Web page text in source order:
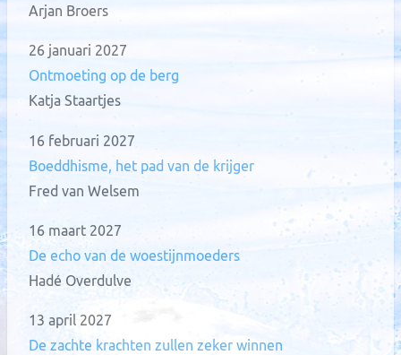
Arjan Broers
26 januari 2027
Ontmoeting op de berg
Katja Staartjes
16 februari 2027
Boeddhisme, het pad van de krijger
Fred van Welsem
16 maart 2027
De echo van de woestijnmoeders
Hadé Overdulve
13 april 2027
De zachte krachten zullen zeker winnen